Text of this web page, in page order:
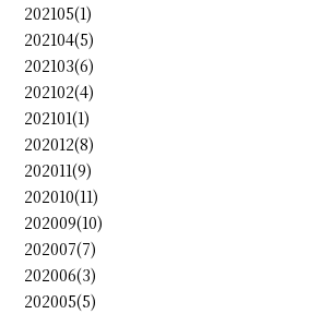
202105(1)
202104(5)
202103(6)
202102(4)
202101(1)
202012(8)
202011(9)
202010(11)
202009(10)
202007(7)
202006(3)
202005(5)